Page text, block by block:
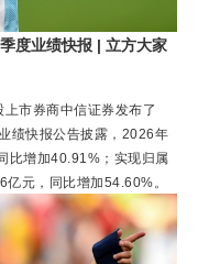
度业绩快报 | 立方大家
市券商中信证券发布了
绩快报公告披露，2026年
比增加40.91%；实现归属
元，同比增加54.60%。
幅达到54.60%，中信证券
由于...